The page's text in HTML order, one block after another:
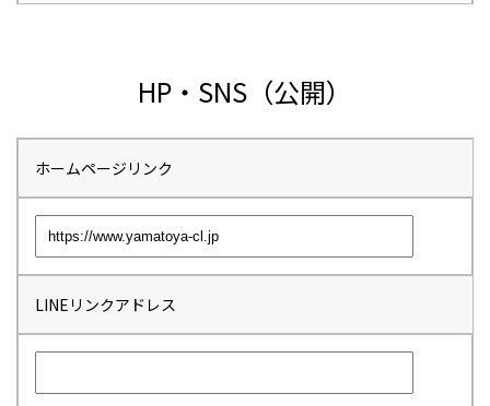
HP・SNS（公開）
ホームページリンク
LINEリンクアドレス